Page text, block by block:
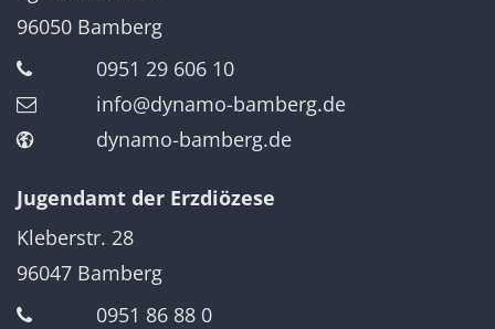
96050 Bamberg
0951 29 606 10
info@dynamo-bamberg.de
dynamo-bamberg.de
Jugendamt der Erzdiözese
Kleberstr. 28
96047 Bamberg
0951 86 88 0